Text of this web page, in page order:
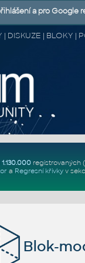
| DISKUZE | BLOKY |
1.130.000registrovaných
a Regresní křivkyv
Blok-
a pro Google